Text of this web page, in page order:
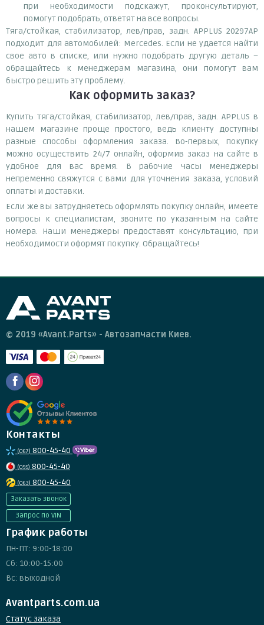
при необходимости подскажут, проконсультируют,
помогут подобрать, ответят на все вопросы.
Тяга/стойкая, стабилизатор, лев/прав, задн. APPLUS 20297AP
подходит для автомобилей: Mercedes. Если не удается найти
свое авто в списке, или нужно подобрать другую деталь –
обращайтесь к менеджерам магазина, они помогут вам
быстро решить эту проблему.
Как оформить заказ?
Купить тяга/стойкая, стабилизатор, лев/прав, задн. APPLUS в
нашем магазине проще простого, ведь клиенту доступны
разные способы оформления заказа. Во-первых, покупку
можно осуществить 24/7 онлайн, оформив заказ на сайте в
удобное для вас время. В рабочие часы менеджеры
непременно свяжутся с вами для уточнения заказа, условий
оплаты и доставки.
Если же вы затрудняетесь оформлять покупку онлайн, имеете
вопросы к специалистам, звоните по указанным на сайте
номера. Наши менеджеры предоставят консультацию, при
необходимости оформят покупку. Обращайтесь!
© 2019 «Avant.Parts» - Автозапчасти Киев.
Контакты
(067) 800-45-40
(095) 800-45-40
(063) 800-45-40
Заказать звонок
Запрос по VIN
График работы
Пн-Пт: 9:00-18:00
Сб: 10:00-15:00
Вс: выходной
Avantparts.com.ua
Статус заказа